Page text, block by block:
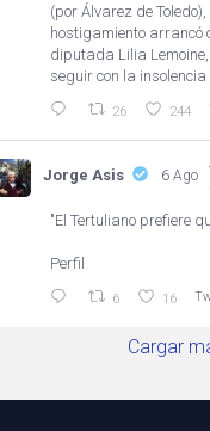
(por Álvarez de
hostigamiento arrancó
diputada Lilia
seguir con la insolencia
26 244
Jorge Asis 6 Ago
"El Tertuliano prefiere
Perfil
6 16
Cargar